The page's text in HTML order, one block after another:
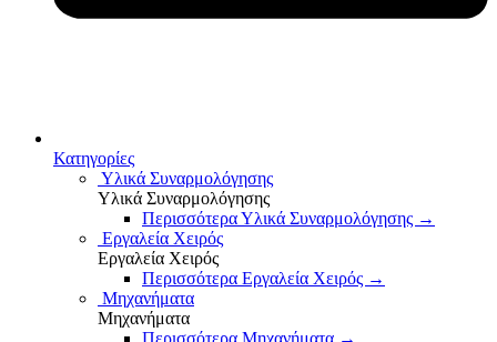
Κατηγορίες
Υλικά Συναρμολόγησης
Υλικά Συναρμολόγησης
Περισσότερα Υλικά Συναρμολόγησης →
Εργαλεία Χειρός
Εργαλεία Χειρός
Περισσότερα Εργαλεία Χειρός →
Μηχανήματα
Μηχανήματα
Περισσότερα Μηχανήματα →